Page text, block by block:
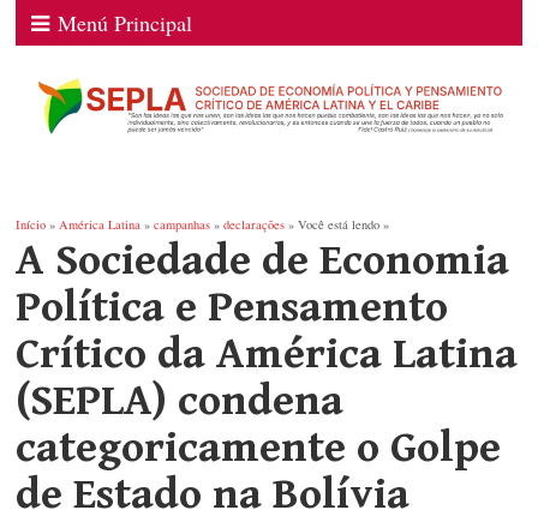
Menú Principal
Início »América Latina »campanhas »declarações » Você está lendo »
A Sociedade de Economia
Política e Pensamento
Crítico da América Latina
(SEPLA) condena
categoricamente o Golpe
de Estado na Bolívia